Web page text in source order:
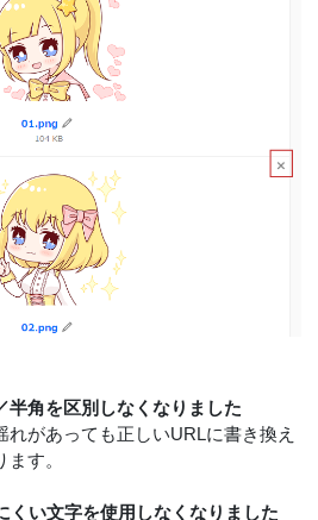
半角を区別しなくなりました
があっても正しいURLに書き換え
す。
くい文字を使用しなくなりました